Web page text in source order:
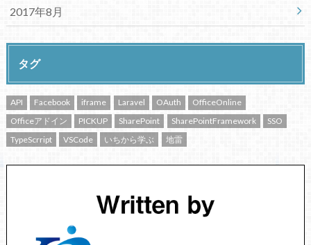
2017年8月
タグ
API Facebook iframe Laravel OAuth
OfficeOnline
Officeアドイン
PICKUP SharePoint SharePointFramework
SSO
TypeScrript
VSCode いちから学ぶ 地雷